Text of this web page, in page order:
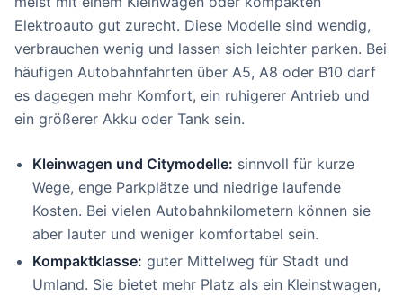
Elektroauto gut zurecht. Diese Modelle sind wendig,
verbrauchen wenig und lassen sich leichter parken. Bei
häufigen Autobahnfahrten über A5, A8 oder B10 darf
es dagegen mehr Komfort, ein ruhigerer Antrieb und
ein größerer Akku oder Tank sein.
Kleinwagen und Citymodelle: sinnvoll für kurze
Wege, enge Parkplätze und niedrige laufende
Kosten. Bei vielen Autobahnkilometern können sie
aber lauter und weniger komfortabel sein.
Kompaktklasse: guter Mittelweg für Stadt und
Umland. Sie bietet mehr Platz als ein Kleinstwagen,